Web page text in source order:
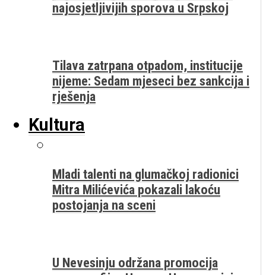
najosjetljivijih sporova u Srpskoj
Tilava zatrpana otpadom, institucije
nijeme: Sedam mjeseci bez sankcija i
rješenja
Kultura
Mladi talenti na glumačkoj radionici
Mitra Milićevića pokazali lakoću
postojanja na sceni
U Nevesinju održana promocija